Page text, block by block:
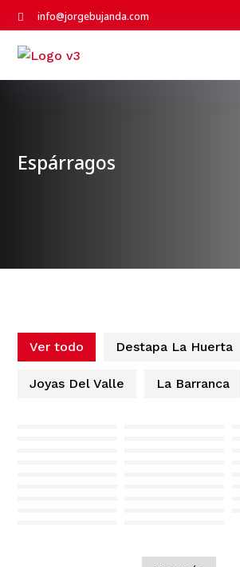
 info@jorgebujanda.com
Espárragos
Ver todo Destapa La Huerta
Joyas Del Valle La Barranca